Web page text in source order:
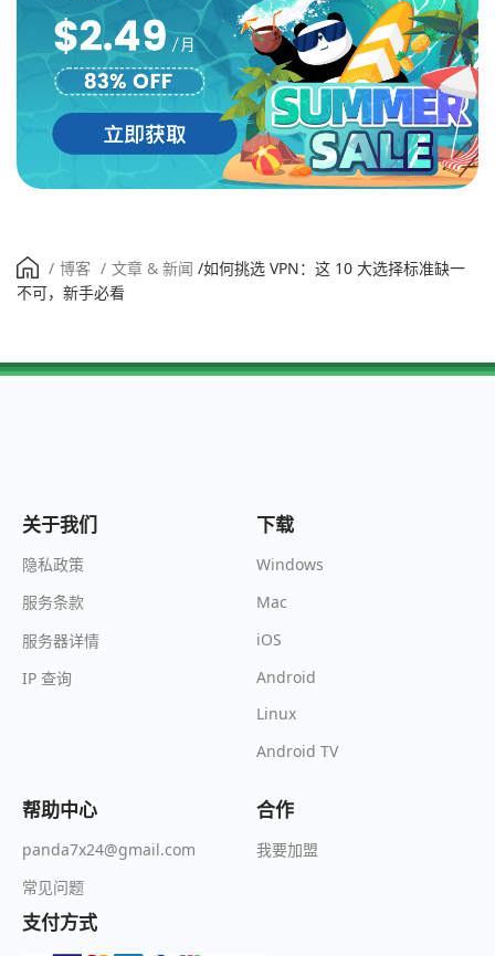
/ 博客 / 文章 & 新闻 /如何挑选 VPN：这 10 大选择标准缺一
不可，新手必看
关于我们
隐私政策
服务条款
服务器详情
IP 查询
下载
Windows
Mac
iOS
Android
Linux
Android TV
帮助中心
panda7x24@gmail.com
常见问题
支付方式
合作
我要加盟